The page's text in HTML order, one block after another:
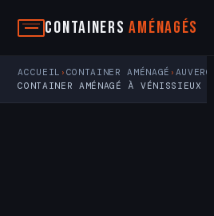
Containers Aménagés
ACCUEIL › CONTAINER AMÉNAGÉ ›
CONTAINER AMÉNAGÉ À VÉNISSIEUX